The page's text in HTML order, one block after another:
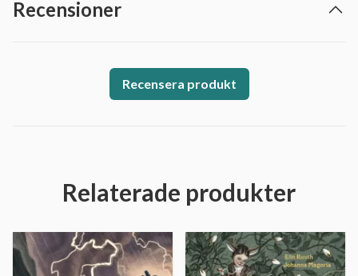
Recensioner
Recensera produkt
Relaterade produkter